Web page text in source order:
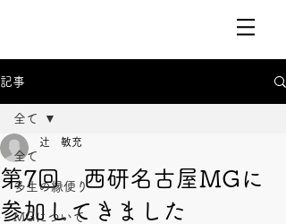
記事
全て
多生の縁便り
MGについて
全て
第7回 西研名古屋MGに
参加してきました
辻 敏充